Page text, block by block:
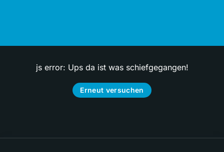
js error: Ups da ist was schiefgegangen!
Erneut versuchen